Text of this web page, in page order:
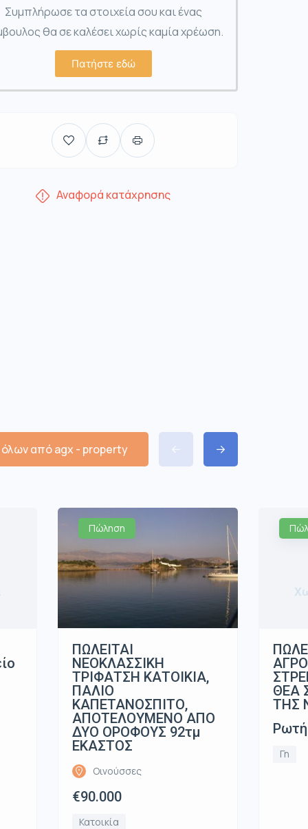
Συμπλήρωσε τα στοιχεία σου και ένας
θα σε καλέσει χωρίς καμία χρέωση.
Πατήστε εδώ
Αναφορά κατάχρησης
από agx - property
Πώληση
ΠΩΛΕΙΤΑΙ
ΝΕΟΚΛΑΣΣΙΚΗ
ΤΡΙΦΑΤΣΗ ΚΑΤΟΙΚΙΑ,
ΠΑΛΙΟ
ΚΑΠΕΤΑΝΟΣΠΙΤΟ,
ΑΠΟΤΕΛΟΥΜΕΝΟ ΑΠΟ
ΔΥΟ ΟΡΟΦΟΥΣ 92τμ
ΕΚΑΣΤΟΣ
Οινούσσες
€90.000
Κατοικία
ΘΕΑ
ΤΗΣ
Γη